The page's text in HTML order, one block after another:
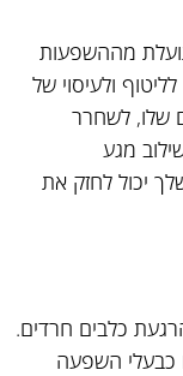
מההשפעות
ולעיסוי של
שלו, לשחרר
מגע
יכול לחזק את
כלבים חרדים.
כבעלי השפעה